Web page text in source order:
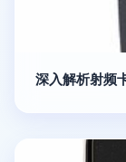
深入解析射频